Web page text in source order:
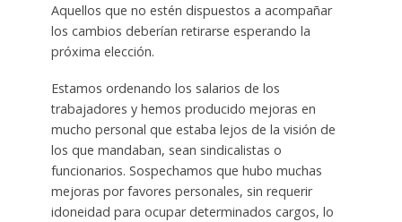
Aquellos que no estén dispuestos a acompañar
los cambios deberían retirarse esperando la
próxima elección.
Estamos ordenando los salarios de los
trabajadores y hemos producido mejoras en
mucho personal que estaba lejos de la visión de
los que mandaban, sean sindicalistas o
funcionarios. Sospechamos que hubo muchas
mejoras por favores personales, sin requerir
idoneidad para ocupar determinados cargos, lo